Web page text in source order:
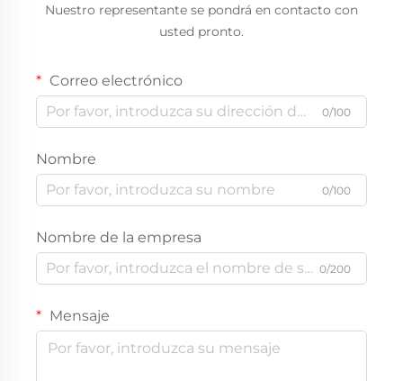
Nuestro representante se pondrá en contacto con
usted pronto.
Correo electrónico
0/100
Nombre
0/100
Nombre de la empresa
0/200
Mensaje